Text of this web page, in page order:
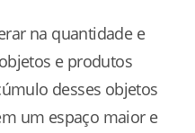
na quantidade e
e produtos
desses objetos
um espaço maior e